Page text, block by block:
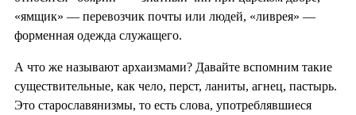
«ямщик» — перевозчик почты или людей, «ливрея» —
форменная одежда служащего.
А что же называют архаизмами? Давайте вспомним такие
существительные, как чело, перст, ланиты, агнец, пастырь.
Это старославянизмы, то есть слова, употреблявшиеся